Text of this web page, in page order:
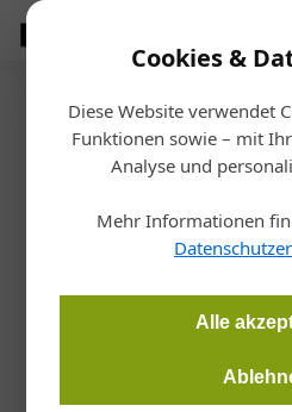
Cookies &
Diese Website verwendet
Funktionen sowie – mit
Analyse und
Mehr Informationen
Alle
Startseite /
Schiffslift
Redaktion
Stahlbau. Ein gigantisches
Projekt ist auch die